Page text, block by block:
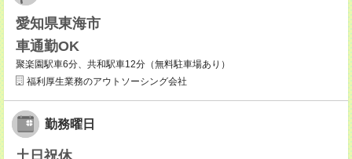
愛知県東海市
車通勤OK
聚楽園駅車6分、共和駅車12分（無料駐車場あり）
福利厚生業務のアウトソーシング会社
勤務曜日